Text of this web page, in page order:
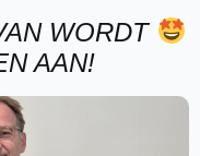
WORDT
AAN!